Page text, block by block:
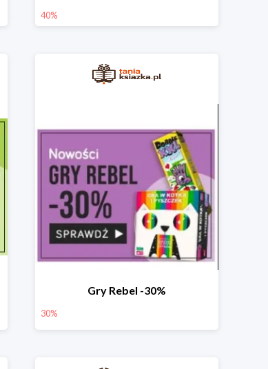
40%
Gry Rebel -30%
30%